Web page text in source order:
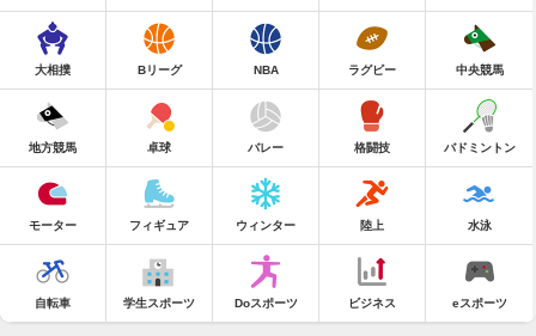
大相撲 Bリーグ NBA ラグビー 中央競馬
地方競馬 卓球 バレー 格闘技 バドミントン
モーター フィギュア ウィンター 陸上 水泳
自転車 学生スポーツ Doスポーツ ビジネス eスポーツ